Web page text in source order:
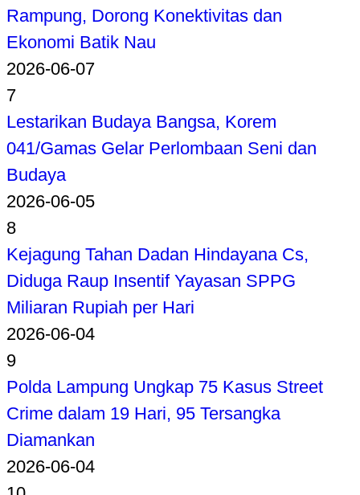
Rampung, Dorong Konektivitas dan
Ekonomi Batik Nau
2026-06-07
7
Lestarikan Budaya Bangsa, Korem
041/Gamas Gelar Perlombaan Seni dan
Budaya
2026-06-05
8
Kejagung Tahan Dadan Hindayana Cs,
Diduga Raup Insentif Yayasan SPPG
Miliaran Rupiah per Hari
2026-06-04
9
Polda Lampung Ungkap 75 Kasus Street
Crime dalam 19 Hari, 95 Tersangka
Diamankan
2026-06-04